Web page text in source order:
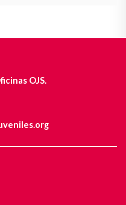
OJS.